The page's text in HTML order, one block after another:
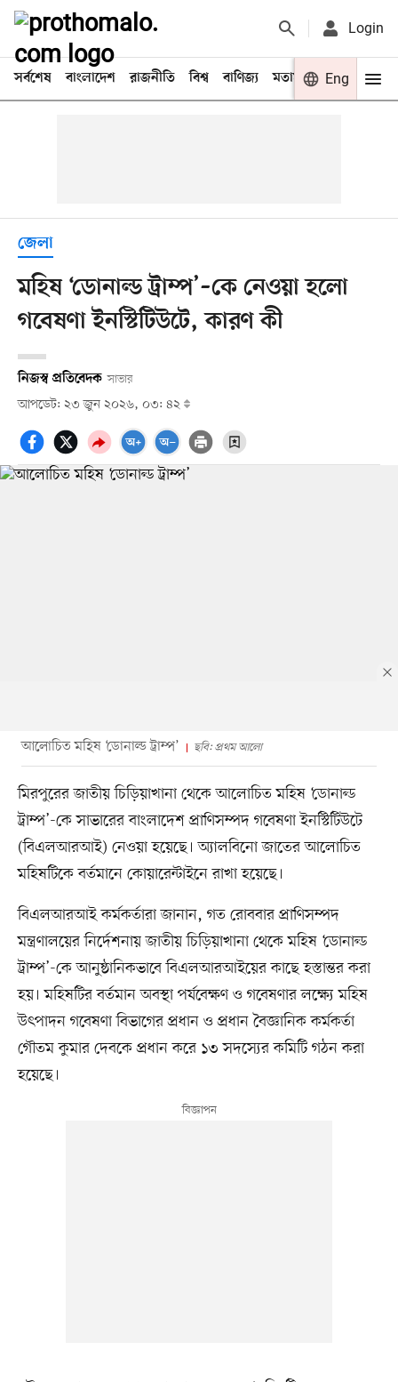
Login
সর্বশেষ বাংলাদেশ রাজনীতি বিশ্ব বাণিজ্য মতামত খেলা
Eng
জেলা
মহিষ ‘ডোনাল্ড ট্রাম্প’–কে নেওয়া হলো
গবেষণা ইনস্টিটিউটে, কারণ কী
নিজস্ব প্রতিবেদক সাভার
আপডেট: ২৩ জুন ২০২৬, ০৩: ৪২
আলোচিত মহিষ ‘ডোনাল্ড ট্রাম্প’ ছবি: প্রথম আলো
মিরপুরের জাতীয় চিড়িয়াখানা থেকে আলোচিত মহিষ ‘ডোনাল্ড
ট্রাম্প’-কে সাভারের বাংলাদেশ প্রাণিসম্পদ গবেষণা ইনস্টিটিউটে
(বিএলআরআই) নেওয়া হয়েছে। অ্যালবিনো জাতের আলোচিত
মহিষটিকে বর্তমানে কোয়ারেন্টাইনে রাখা হয়েছে।
বিএলআরআই কর্মকর্তারা জানান, গত রোববার প্রাণিসম্পদ
মন্ত্রণালয়ের নির্দেশনায় জাতীয় চিড়িয়াখানা থেকে মহিষ ‘ডোনাল্ড
ট্রাম্প’-কে আনুষ্ঠানিকভাবে বিএলআরআইয়ের কাছে হস্তান্তর করা
হয়। মহিষটির বর্তমান অবস্থা পর্যবেক্ষণ ও গবেষণার লক্ষ্যে মহিষ
উৎপাদন গবেষণা বিভাগের প্রধান ও প্রধান বৈজ্ঞানিক কর্মকর্তা
গৌতম কুমার দেবকে প্রধান করে ১৩ সদস্যের কমিটি গঠন করা
হয়েছে।